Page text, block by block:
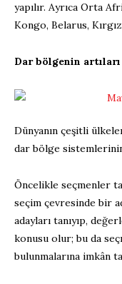
yapılır. Ayrıca Orta
Kongo, Belarus,
Dar bölgenin
Dünyanın çeşitli
dar bölge
Öncelikle seçmenler
seçim çevresinde bir
adayları tanıyıp,
konusu olur; bu da
bulunmalarına imkân